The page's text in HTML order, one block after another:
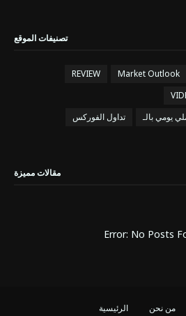
تصنيفات الموقع
Market Outlook
REVIEW
تداول الفوركس
مقالات مميزة
Error: No Posts
الرئيسية من نحن